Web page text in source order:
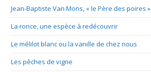
Jean-Baptiste Van Mons, « le Père des poires »
La ronce, une espèce à redécouvrir
Le mélilot blanc ou la vanille de chez nous
Les pêches de vigne